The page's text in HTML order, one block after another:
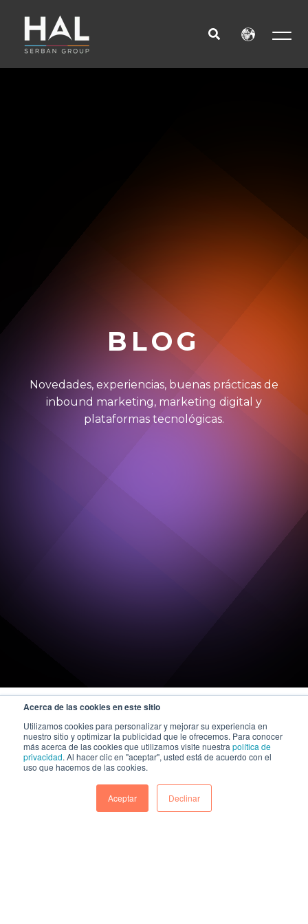
Acerca de las cookies en este sitio
Utilizamos cookies para personalizar y mejorar su experiencia en
nuestro sitio y optimizar la publicidad que le ofrecemos. Para conocer
más acerca de las cookies que utilizamos visite nuestra política de
privacidad. Al hacer clic en "aceptar", usted está de acuerdo con el
uso que hacemos de las cookies.
Aceptar Declinar
BLOG
Novedades, experiencias, buenas prácticas de
inbound marketing, marketing digital y
plataformas tecnológicas.